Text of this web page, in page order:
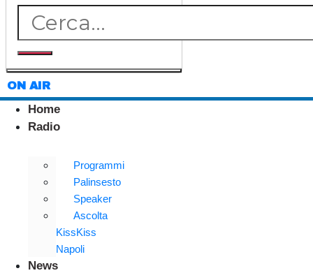
ON AIR
Home
Radio
Programmi
Palinsesto
Speaker
Ascolta
KissKiss
Napoli
News